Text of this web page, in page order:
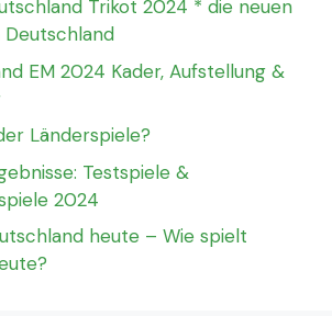
Trikot 2024 * die neuen
Deutschland
EM 2024 Kader, Aufstellung &
Länderspiele?
Testspiele &
2024
heute – Wie spielt